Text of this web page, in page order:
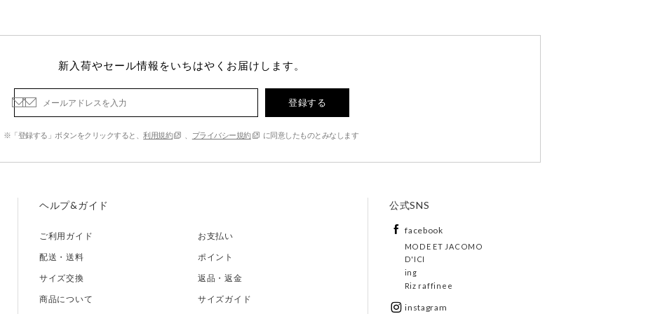
新入荷やセール情報をいちはやくお届けします。
登録する
※「登録する」ボタンをクリックすると、利用規約 プライバシー規約 に同意したものとみなします
ヘルプ&ガイド
ご利用ガイド
お支払い
配送・送料
ポイント
サイズ交換
返品・返金
商品について
サイズガイド
公式SNS
facebook
MODE ET JACOMO
D'ICI
ing
Riz raffinee
instagram